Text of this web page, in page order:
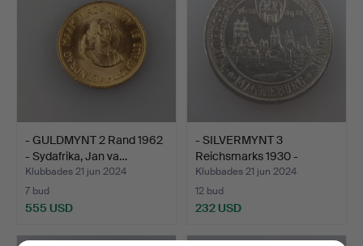
- GULDMYNT 2 Rand 1962
- Sydafrika, Jan va…
Klubbades 21 jun 2024
7 bud
555 USD
- SILVERMYNT 3
Reichsmarks 1930 -
Weimarre…
Klubbades 21 jun 2024
12 bud
232 USD